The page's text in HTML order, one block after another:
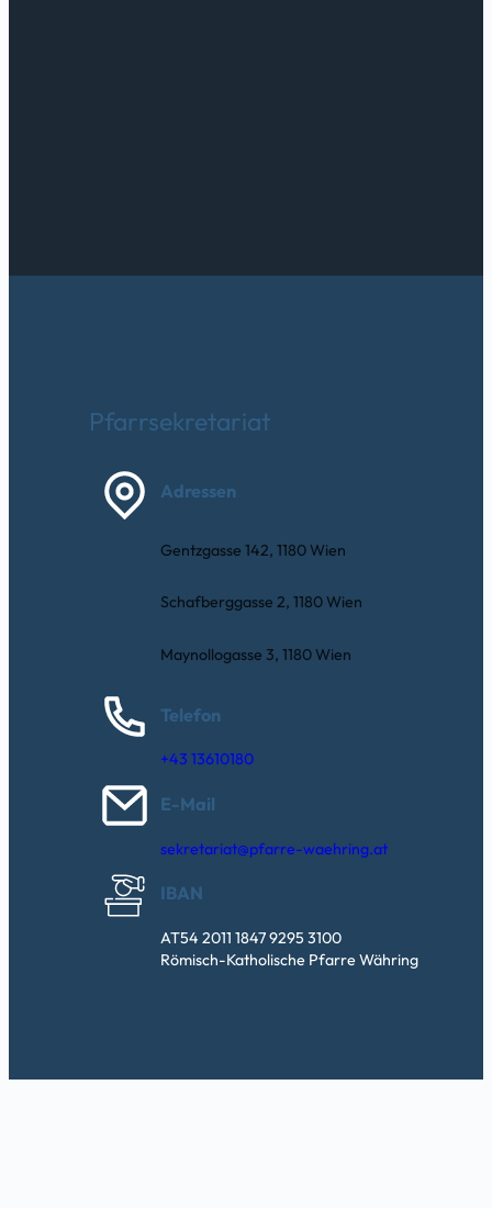
Pfarrsekretariat
Adressen
Gentzgasse 142, 1180 Wien
Schafberggasse 2, 1180 Wien
Maynollogasse 3, 1180 Wien
Telefon
+43 13610180
E-Mail
sekretariat@pfarre-waehring.at
IBAN
AT54 2011 1847 9295 3100
Römisch-Katholische Pfarre Währing